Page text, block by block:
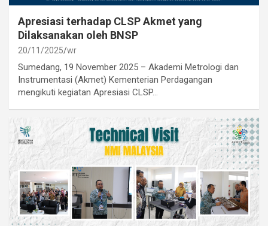
Apresiasi terhadap CLSP Akmet yang
Dilaksanakan oleh BNSP
20/11/2025 wr
Sumedang, 19 November 2025 – Akademi Metrologi dan
Instrumentasi (Akmet) Kementerian Perdagangan
mengikuti kegiatan Apresiasi CLSP…